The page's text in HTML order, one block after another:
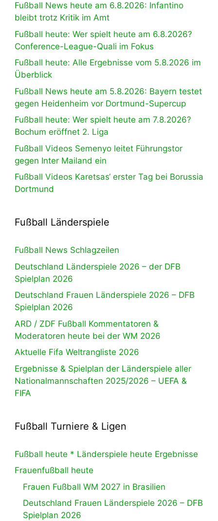
Fußball News heute am 6.8.2026: Infantino
bleibt trotz Kritik im Amt
Fußball heute: Wer spielt heute am 6.8.2026?
Conference-League-Quali im Fokus
Fußball heute: Alle Ergebnisse vom 5.8.2026 im
Überblick
Fußball News heute am 5.8.2026: Bayern testet
gegen Heidenheim vor Dortmund-Supercup
Fußball heute: Wer spielt heute am 7.8.2026?
Bochum eröffnet 2. Liga
Fußball Videos Semenyo leitet Führungstor
gegen Inter Mailand ein
Fußball Videos Karetsas‘ erster Tag bei Borussia
Dortmund
Fußball Länderspiele
Fußball News Schlagzeilen
Deutschland Länderspiele 2026 – der DFB
Spielplan 2026
Deutschland Frauen Länderspiele 2026 – DFB
Spielplan 2026
ARD / ZDF Fußball Kommentatoren &
Moderatoren heute bei der WM 2026
Aktuelle Fifa Weltrangliste 2026
Ergebnisse & Spielplan der Länderspiele aller
Nationalmannschaften 2025/2026 – UEFA &
FIFA
Fußball Turniere & Ligen
Fußball heute * Länderspiele heute Ergebnisse
Frauenfußball heute
Frauen Fußball WM 2027 in Brasilien
Deutschland Frauen Länderspiele 2026 – DFB
Spielplan 2026